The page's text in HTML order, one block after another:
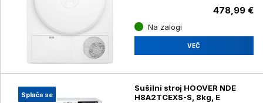
478,99 €
Na zalogi
VEČ
Splača se
Sušilni stroj HOOVER NDE
H8A2TCEXS-S, 8kg, E